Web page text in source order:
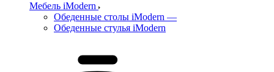
Мебель iModern
Обеденные столы iModern —
Обеденные стулья iModern